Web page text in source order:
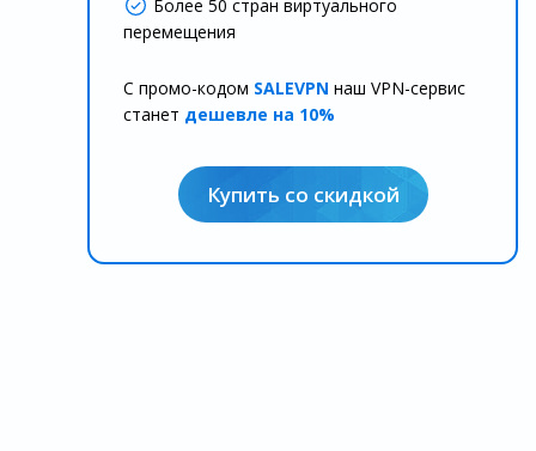
Более 50 стран виртуального
перемещения
С промо-кодом SALEVPN наш VPN-сервис
станет дешевле на 10%
Купить со скидкой